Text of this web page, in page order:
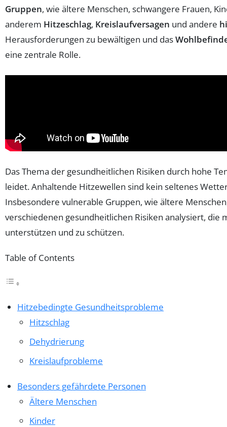
Gruppen, wie ältere Menschen, schwangere Frauen,
anderem Hitzeschlag, Kreislaufversagen und andere
Herausforderungen zu bewältigen und das
eine zentrale Rolle.
Das Thema der gesundheitlichen Risiken durch hohe
leidet. Anhaltende Hitzewellen sind kein seltenes
Insbesondere vulnerable Gruppen, wie ältere
verschiedenen gesundheitlichen Risiken analysiert,
unterstützen und zu schützen.
Table of Contents
Hitzebedingte Gesundheitsprobleme
Hitzschlag
Dehydrierung
Kreislaufprobleme
Besonders gefährdete Personen
Ältere Menschen
Kinder